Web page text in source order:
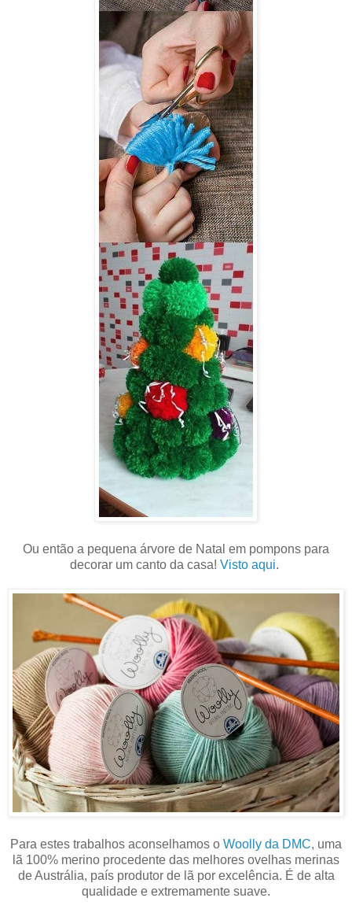
Ou então a pequena árvore de Natal em pompons para
decorar um canto da casa! Visto aqui.
Para estes trabalhos aconselhamos o Woolly da DMC, uma
lã 100% merino procedente das melhores ovelhas merinas
de Austrália, país produtor de lã por excelência. É de alta
qualidade e extremamente suave.